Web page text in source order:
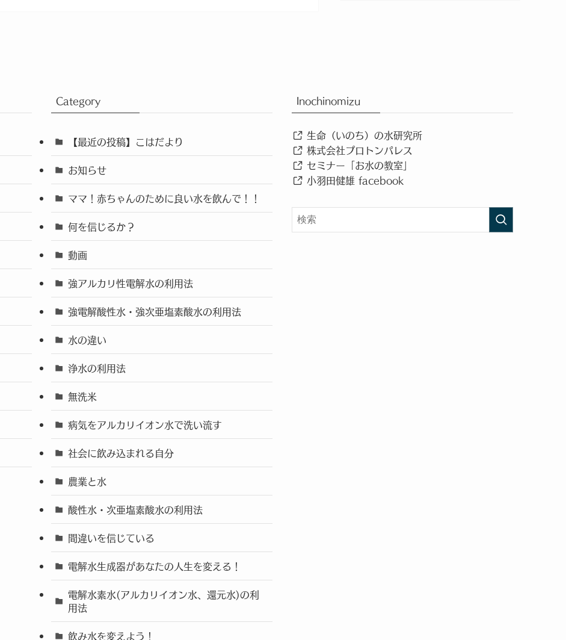
Category
【最近の投稿】こはだより
お知らせ
ママ！赤ちゃんのために良い水を飲んで！！
何を信じるか？
動画
強アルカリ性電解水の利用法
強電解酸性水・強次亜塩素酸水の利用法
水の違い
浄水の利用法
無洗米
病気をアルカリイオン水で洗い流す
社会に飲み込まれる自分
農業と水
酸性水・次亜塩素酸水の利用法
間違いを信じている
電解水生成器があなたの人生を変える！
電解水素水(アルカリイオン水、還元水)の利
用法
飲み水を変えよう！
Inochinomizu
生命（いのち）の水研究所
株式会社プロトンパレス
セミナー「お水の教室」
小羽田健雄 facebook